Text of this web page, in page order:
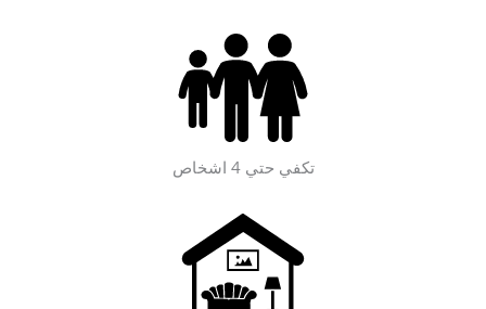
تكفي حتي 4 اشخاص